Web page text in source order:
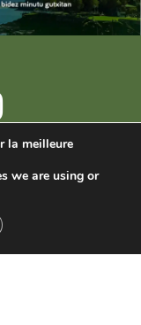
(Bizkaia)
la meilleure
we are using or